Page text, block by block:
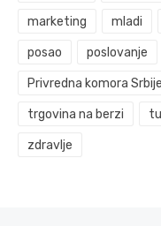
marketing mladi
posao poslovanje
Privredna komora Srbije
trgovina na berzi
zdravlje